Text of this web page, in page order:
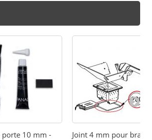
porte 10 mm -
Joint 4 mm pour brasier-